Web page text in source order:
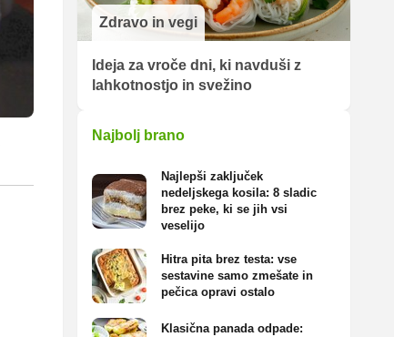
Zdravo in vegi
Ideja za vroče dni, ki navduši z
lahkotnostjo in svežino
Najbolj brano
Najlepši zaključek
nedeljskega kosila: 8 sladic
brez peke, ki se jih vsi
veselijo
Hitra pita brez testa: vse
sestavine samo zmešate in
pečica opravi ostalo
Klasična panada odpade: